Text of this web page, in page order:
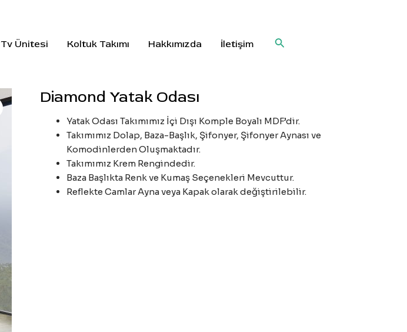
Tv Ünitesi Koltuk Takımı Hakkımızda İletişim Arama
Diamond Yatak Odası
Yatak Odası Takımımız İçi Dışı Komple Boyalı MDF’dir.
Takımımız Dolap, Baza-Başlık, Şifonyer, Şifonyer Aynası ve
Komodinlerden Oluşmaktadır.
Takımımız Krem Rengindedir.
Baza Başlıkta Renk ve Kumaş Seçenekleri Mevcuttur.
Reflekte Camlar Ayna veya Kapak olarak değiştirilebilir.